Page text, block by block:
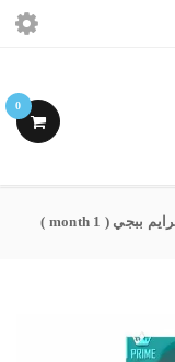
الرئيسيه
ببجى موبايل
0